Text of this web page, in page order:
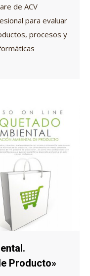
de ACV
para evaluar
procesos y
Producto»